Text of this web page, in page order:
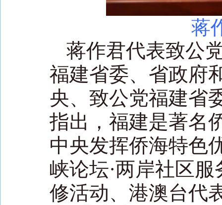
蒋
蒋作君代表致公
福建省委、省政府
央、致公党福建省
指出，福建是著名
中央发挥侨海特色
峡论坛·两岸社区
修活动、港澳台代